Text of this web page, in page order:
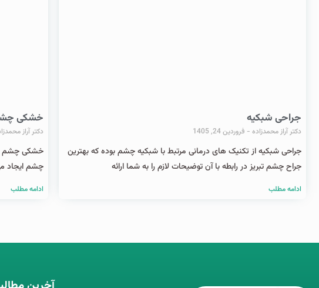
جراحی شبکیه
دکتر آراز محمدزاده فروردین 24, 1405
جراحی شبکیه از تکنیک های درمانی مرتبط با شبکیه چشم بوده که بهترین
جراح چشم تبریز در رابطه با آن توضیحات لازم را به شما ارائه
ادامه مطلب
خشکی
دکتر آراز
خشکی چشم
چشم ایجاد
ادامه مطلب